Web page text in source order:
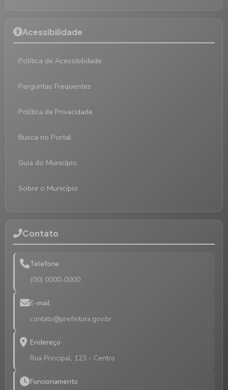
Acessibilidade
Política de Acessibilidade
Perguntas Frequentes
Política de Privacidade
Busca no Portal
Guia do Município
Sobre o Município
Contato
Telefone
(00) 0000-0000
E-mail
contato@prefeitura.gov.br
Endereço
Rua Principal, 123 - Centro
Funcionamento